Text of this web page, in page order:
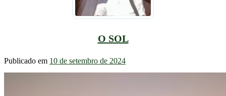
O SOL
Publicado em 10 de setembro de 2024